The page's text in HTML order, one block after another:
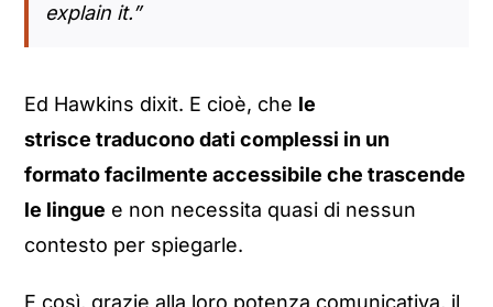
explain it.”
Ed Hawkins dixit. E cioè, che le
strisce traducono dati complessi in un
formato facilmente accessibile che trascende
le lingue e non necessita quasi di nessun
contesto per spiegarle.
E così, grazie alla loro potenza comunicativa, il